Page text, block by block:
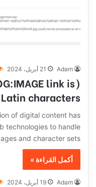
Adam 21 أبريل، 2024
link is
characters
of digital content has
technologies to handle
and character sets.…
أكمل القراءة »
Adam 19 أبريل، 2024